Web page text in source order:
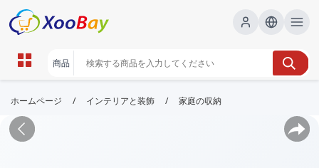
ホームページ / インテリアと装飾 / 家庭の収納